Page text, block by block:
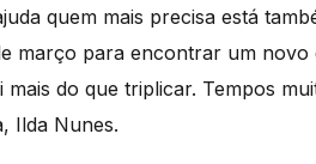
quem mais precisa está
março para encontrar um
do que triplicar. Tempos
Ilda Nunes.